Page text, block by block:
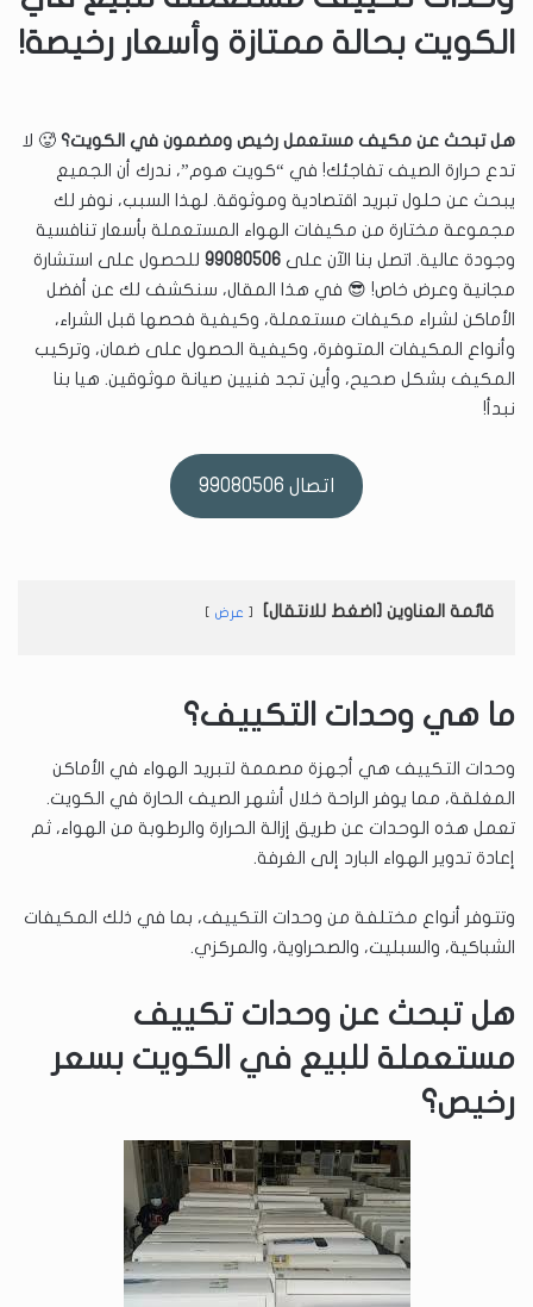
الكويت بحالة ممتازة وأسعار رخيصة!
هل تبحث عن مكيف مستعمل رخيص ومضمون في الكويت؟ 🥵 لا
تدع حرارة الصيف تفاجئك! في “كويت هوم”، ندرك أن الجميع
يبحث عن حلول تبريد اقتصادية وموثوقة. لهذا السبب، نوفر لك
مجموعة مختارة من مكيفات الهواء المستعملة بأسعار تنافسية
وجودة عالية. اتصل بنا الآن على 99080506 للحصول على استشارة
مجانية وعرض خاص! 😎 في هذا المقال، سنكشف لك عن أفضل
الأماكن لشراء مكيفات مستعملة، وكيفية فحصها قبل الشراء،
وأنواع المكيفات المتوفرة، وكيفية الحصول على ضمان، وتركيب
المكيف بشكل صحيح، وأين تجد فنيين صيانة موثوقين. هيا بنا
نبدأ!
اتصال 99080506
قائمة العناوين [اضغط للانتقال] عرض
ما هي وحدات التكييف؟
وحدات التكييف هي أجهزة مصممة لتبريد الهواء في الأماكن
المغلقة، مما يوفر الراحة خلال أشهر الصيف الحارة في الكويت.
تعمل هذه الوحدات عن طريق إزالة الحرارة والرطوبة من الهواء، ثم
إعادة تدوير الهواء البارد إلى الغرفة.
وتتوفر أنواع مختلفة من وحدات التكييف، بما في ذلك المكيفات
الشباكية، والسبليت، والصحراوية، والمركزي.
هل تبحث عن وحدات تكييف
مستعملة للبيع في الكويت بسعر
رخيص؟